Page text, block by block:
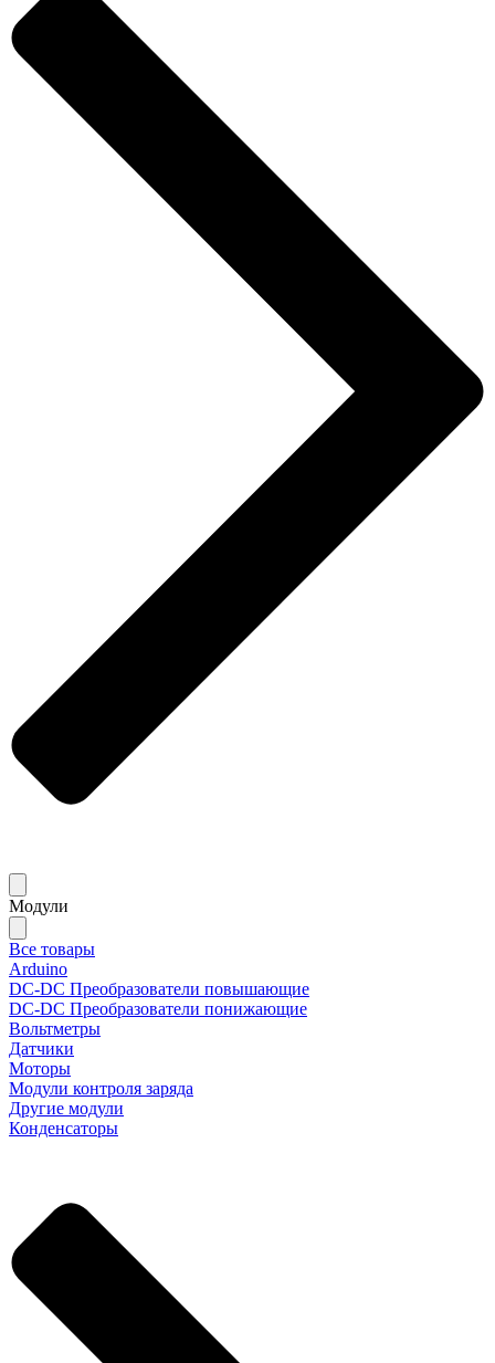
Модули
Все товары
Arduino
DC-DC Преобразователи повышающие
DC-DC Преобразователи понижающие
Вольтметры
Датчики
Моторы
Модули контроля заряда
Другие модули
Конденсаторы